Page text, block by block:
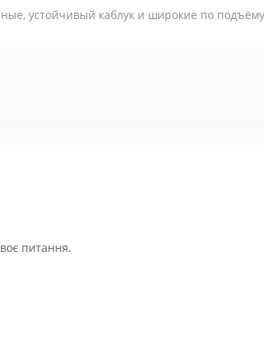
устойчивый каблук и широкие по подъёму
питання.